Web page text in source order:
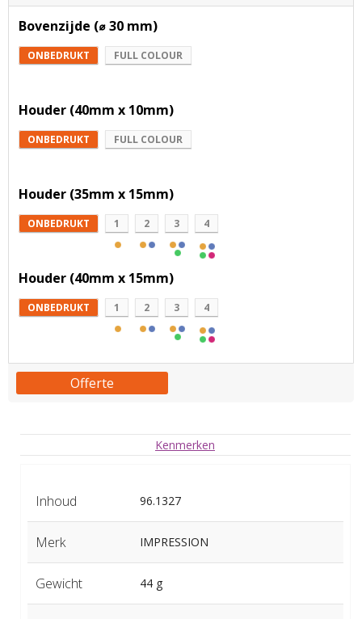
Bovenzijde (⌀ 30 mm)
ONBEDRUKT FULL COLOUR
Houder (40mm x 10mm)
ONBEDRUKT FULL COLOUR
Houder (35mm x 15mm)
ONBEDRUKT 1 2 3 4
Houder (40mm x 15mm)
ONBEDRUKT 1 2 3 4
Offerte
Kenmerken
Inhoud 96.1327
Merk IMPRESSION
Gewicht 44 g